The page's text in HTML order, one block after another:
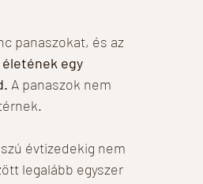
panaszokat, és az
egy
A panaszok nem
évtizedekig nem
legalább egyszer